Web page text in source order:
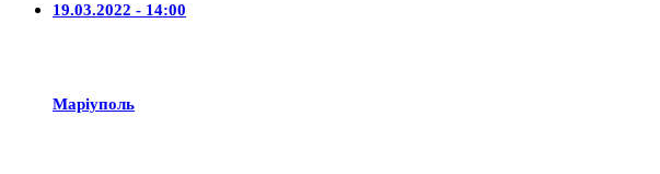
19.03.2022 - 14:00
Маріуполь